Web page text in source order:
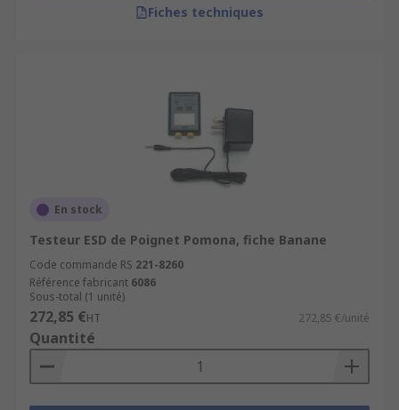
Fiches techniques
En stock
Testeur ESD de Poignet Pomona, fiche Banane
Code commande RS 221-8260
Référence fabricant 6086
Sous-total (1 unité)
272,85 €HT 272,85 €/unité
Quantité